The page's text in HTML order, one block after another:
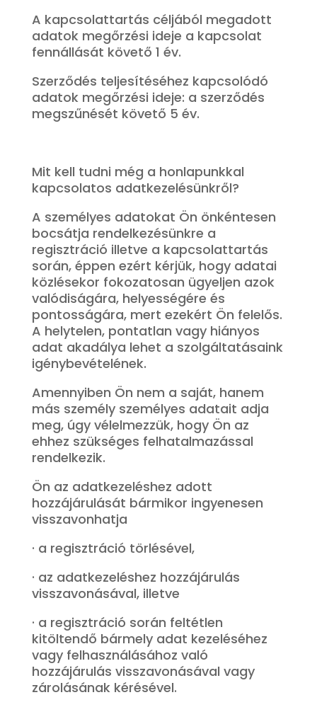
A kapcsolattartás céljából megadott
adatok megőrzési ideje a kapcsolat
fennállását követő 1 év.
Szerződés teljesítéséhez kapcsolódó
adatok megőrzési ideje: a szerződés
megszűnését követő 5 év.
Mit kell tudni még a honlapunkkal
kapcsolatos adatkezelésünkről?
A személyes adatokat Ön önkéntesen
bocsátja rendelkezésünkre a
regisztráció illetve a kapcsolattartás
során, éppen ezért kérjük, hogy adatai
közlésekor fokozatosan ügyeljen azok
valódiságára, helyességére és
pontosságára, mert ezekért Ön felelős.
A helytelen, pontatlan vagy hiányos
adat akadálya lehet a szolgáltatásaink
igénybevételének.
Amennyiben Ön nem a saját, hanem
más személy személyes adatait adja
meg, úgy vélelmezzük, hogy Ön az
ehhez szükséges felhatalmazással
rendelkezik.
Ön az adatkezeléshez adott
hozzájárulását bármikor ingyenesen
visszavonhatja
· a regisztráció törlésével,
· az adatkezeléshez hozzájárulás
visszavonásával, illetve
· a regisztráció során feltétlen
kitöltendő bármely adat kezeléséhez
vagy felhasználásához való
hozzájárulás visszavonásával vagy
zárolásának kérésével.